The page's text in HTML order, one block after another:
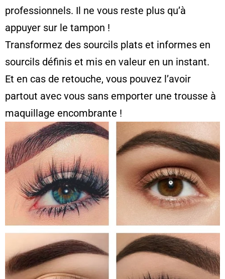
professionnels. Il ne vous reste plus qu’à
appuyer sur le tampon !
Transformez des sourcils plats et informes en
sourcils définis et mis en valeur en un instant.
Et en cas de retouche, vous pouvez l’avoir
partout avec vous sans emporter une trousse à
maquillage encombrante !